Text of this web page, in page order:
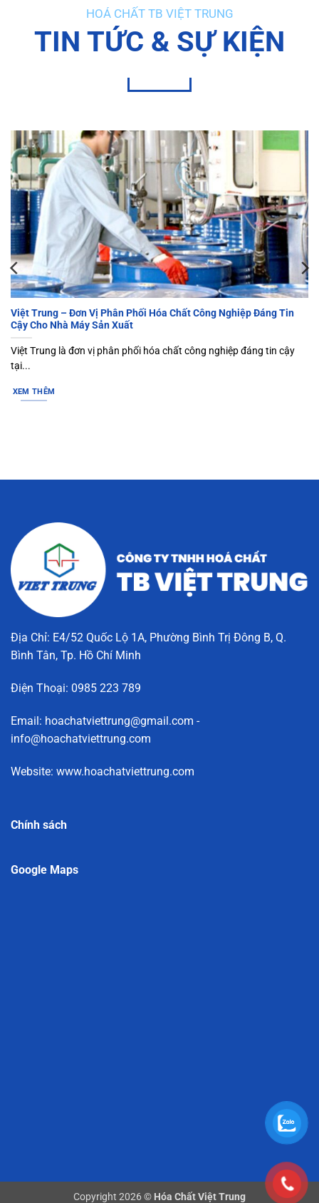
HOÁ CHẤT TB VIỆT TRUNG
TIN TỨC & SỰ KIỆN
Việt Trung – Đơn Vị Phân Phối Hóa Chất Công Nghiệp Đáng Tin
Cậy Cho Nhà Máy Sản Xuất
Việt Trung là đơn vị phân phối hóa chất công nghiệp đáng tin cậy
tại...
XEM THÊM
Địa Chỉ: E4/52 Quốc Lộ 1A, Phường Bình Trị Đông B, Q.
Bình Tân, Tp. Hồ Chí Minh
Điện Thoại: 0985 223 789
Email: hoachatviettrung@gmail.com -
info@hoachatviettrung.com
Website: www.hoachatviettrung.com
Chính sách
Google Maps
Copyright 2026 © Hóa Chất Việt Trung